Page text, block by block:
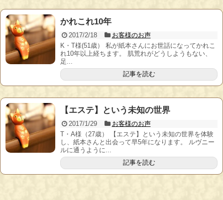
かれこれ10年
2017/2/18
お客様のお声
K・T様(51歳） 私が紙本さんにお世話になってかれこ
れ10年以上経ちます。 肌荒れがどうしようもない、
足...
記事を読む
【エステ】という未知の世界
2017/1/29
お客様のお声
T・A様（27歳） 【エステ】という未知の世界を体験
し、紙本さんと出会って早5年になります。 ルヴニー
ルに通うように...
記事を読む